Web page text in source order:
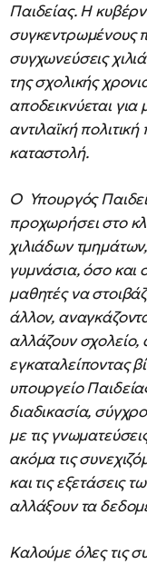
Παιδείας. Η
συγκεντρωμένους
συγχωνεύσεις
της σχολικής
αποδεικνύεται
αντιλαϊκή
καταστολή.
Ο Υπουργός
προχωρήσει στο
χιλιάδων
γυμνάσια, όσο
μαθητές να
άλλον,
αλλάζουν σχολείο,
εγκαταλείποντας
υπουργείο
διαδικασία,
με τις
ακόμα τις
και τις εξετάσεις
αλλάξουν τα
Καλούμε όλες τις